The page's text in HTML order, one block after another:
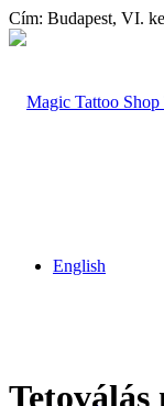
Cím: Budapest, VI.
English